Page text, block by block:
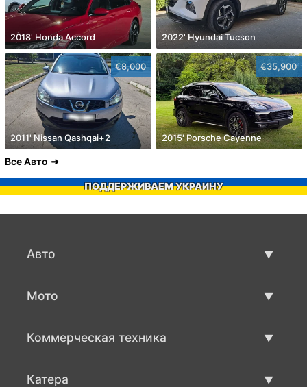
2018' Honda Accord 2022' Hyundai Tucson
€8,000
2011' Nissan Qashqai+2
€35,900
2015' Porsche Cayenne
Все Авто
ПОДДЕРЖИВАЕМ УКРАИНУ
Авто
Мото
Коммерческая техника
Катера